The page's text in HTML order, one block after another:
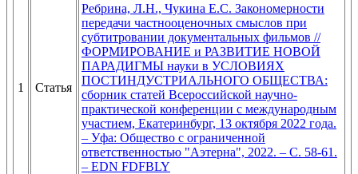
1 Статья
Ребрина, Л.Н., Чукина Е.С. Закономерности
передачи частнооценочных смыслов при
субтитровании документальных фильмов //
ФОРМИРОВАНИЕ и РАЗВИТИЕ НОВОЙ
ПАРАДИГМЫ науки в УСЛОВИЯХ
ПОСТИНДУСТРИАЛЬНОГО ОБЩЕСТВА:
сборник статей Всероссийской научно-
практической конференции с международным
участием, Екатеринбург, 13 октября 2022 года.
– Уфа: Общество с ограниченной
ответственностью "Аэтерна", 2022. – С. 58-61.
– EDN FDFBLY